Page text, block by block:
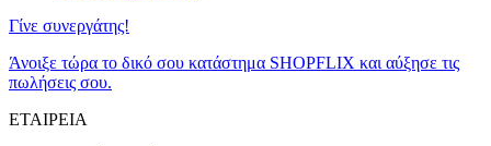
Γίνε συνεργάτης!
Άνοιξε τώρα το δικό σου κατάστημα SHOPFLIX και αύξησε τις
πωλήσεις σου.
ΕΤΑΙΡΕΙΑ